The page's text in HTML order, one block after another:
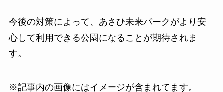
今後の対策によって、あさひ未来パークがより安
心して利用できる公園になることが期待されま
す。
※記事内の画像にはイメージが含まれてます。